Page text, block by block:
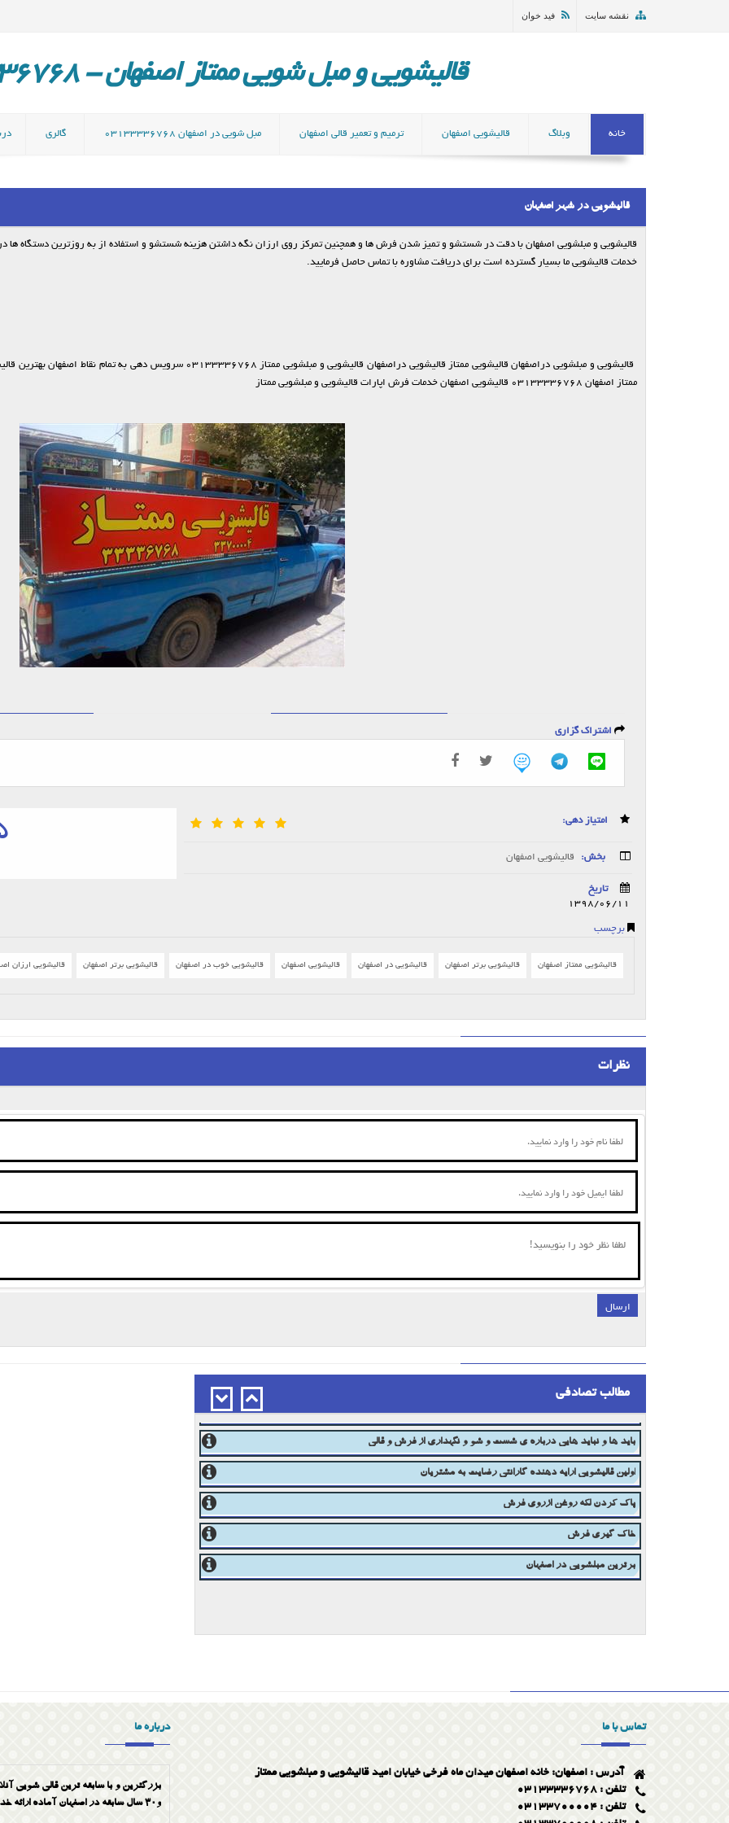
نقشه سایت فید خوان
قالیشویی و مبل شویی ممتاز اصفهان - 03133336768
خانه وبلاگ قالیشویی اصفهان ترمیم و تعمیر قالی اصفهان مبل شویی در اصفهان 03133336768 گالری
قالیشویی در شهر اصفهان
قالیشویی و مبلشویی اصفهان با دقت در شستشو و تمیز شدن فرش ها و همچنین تمرکز روی ارزان نگه داشتن هزینه شستشو و استفاده از به روزترین دستگاه ها
خدمات قالیشویی ما بسیار گسترده است برای دریافت مشاوره با تماس حاصل فرمایید.
قالیشویی و مبلشویی دراصفهان قالیشویی ممتاز قالیشویی دراصفهان قالیشویی و
ممتاز اصفهان 03133336768 قالیشویی اصفهان خدمات فرش اپارات قالیشویی و مبلشویی ممتاز
اشتراک گزاری
امتیاز دهی:
بخش: قالیشویی اصفهان
تاریخ
1398/06/11
برچسب
قالیشویی ممتاز اصفهان قالیشویی برتر اصفهان قالیشویی در اصفهان قالیشویی اصفهان قالیشویی خوب در اصفهان قالیشویی برتر اصفهان قالیشویی ارزان
نظرات
ارسال
مطالب تصادفی
پاک کردن لکه نوشابه ازروی فرش
باید ها و نباید هایی درباره ی شست و شو و نگهداری از فرش و قالی
اولین قالیشویی ارایه دهنده گارانتی رضایت به مشتریان
پاک کردن لکه روغن ازروی فرش
خاک گیری فرش
تماس با ما
آدرس : اصفهان: خانه اصفهان میدان ماه فرخی خیابان امید قالیشویی و مبلشویی ممتاز
تلفن : 03133336768
تلفن : 03133700004
درباره ما
بزرگترین و با سابقه ترین قالی شویی
و30 سال سابقه در اصفهان آماده ارائه خدمات به صورت تضمینی میباشد شماره تماس 03133336768